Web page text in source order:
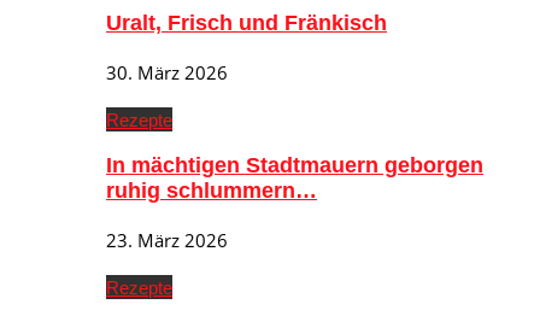
Uralt, Frisch und Fränkisch
30. März 2026
Rezepte
In mächtigen Stadtmauern geborgen
ruhig schlummern…
23. März 2026
Rezepte